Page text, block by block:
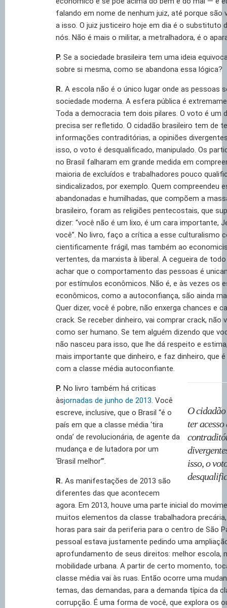
falando em nome de nenhum juiz, até porque são
a isso. O juiz justiceiro hoje em dia é o substituto
nós. Não é mais o militar, a metralhadora, é o
P. Se a sociedade brasileira tem uma ideia
sobre si mesma, como se abandona essa lógica?
R. A escola não é o único lugar onde as pessoas
sociedade moderna. A esfera pública é
Toda a democracia tem dois pilares. O voto é um
precisa ser refletido. O cidadão brasileiro tem de
informações contraditórias, a opiniões
isso, o voto é desqualificado, manipulado. Os
no Brasil falharam em grande medida em
maioria de excluídos e trabalhadores pouco
sindicalizados, por exemplo. Quem compreendeu
abandonadas e humilhadas, que compõem a
brasileiro, foram as religiões pentecostais, que
dizer: “você não é um lixo, é um cara importante,
você”. No livro, faço a crítica a esse culturalismo
cientificamente frágil, mas também ao
vertentes, da marxista à liberal. A cegueira de
achar que o comportamento das pessoas é
por estímulos econômicos. Não é, e às vezes os
econômicos, como a autoconfiança, são ainda
Quer dizer, você é pobre, não enxerga chances e
crack. Se receber dinheiro, vai comprar crack, não
como ser humano. Se tem alguém dizendo que
não nasceu para isso, que lhe dá respeito e
mais importante que dinheiro, e faz dinheiro, que
com a classe média autoconfiante.
O
ter
isso, o
P. No livro também há criticas
àsjornadas de junho de 2013. Você
escreve, inclusive, que o Brasil “é o
país em que a classe média ‘tira
onda’ de revolucionária, de agente da
mudança e de lutadora por um
‘Brasil melhor’”.
R. As manifestações de 2013 são
diferentes das que acontecem
agora. Em 2013, houve uma parte inicial do
muitos elementos da classe trabalhadora
horas para sair da periferia para o centro de São
pessoal estava justamente pedindo uma
aprofundamento de seus direitos: melhor escola,
mobilidade urbana. A partir de certo momento,
classe média vai às ruas. Então ocorre uma
temas, das demandas, para a demanda típica da
corrupção. É uma forma de você, que explora os